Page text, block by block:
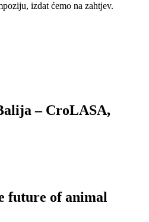
izdat ćemo na zahtjev.
– CroLASA,
future of animal